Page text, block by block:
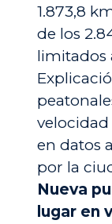
1.873,8
de los
limitados
velocidad
en datos
por la
Nueva
lugar en